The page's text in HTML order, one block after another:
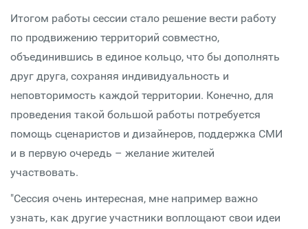
Итогом работы сессии стало решение вести работу
по продвижению территорий совместно,
объединившись в единое кольцо, что бы дополнять
друг друга, сохраняя индивидуальность и
неповторимость каждой территории. Конечно, для
проведения такой большой работы потребуется
помощь сценаристов и дизайнеров, поддержка СМИ
и в первую очередь – желание жителей
участвовать.
"Сессия очень интересная, мне например важно
узнать, как другие участники воплощают свои идеи